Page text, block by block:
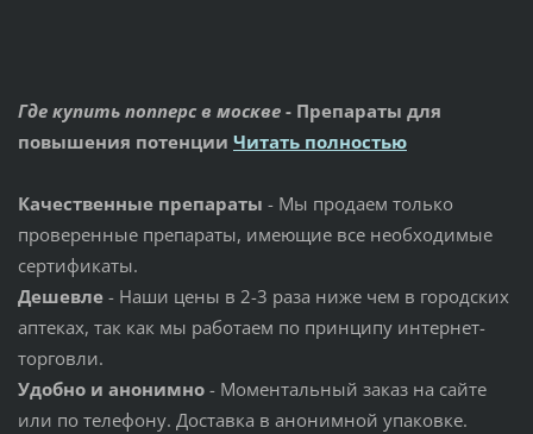
Где купить попперс в москве- Препараты для
повышения потенции Читать полностью
Качественные препараты - Мы продаем только
проверенные препараты, имеющие все необходимые
сертификаты.
Дешевле- Наши цены в 2-3 раза ниже чем в городских
аптеках, так как мы работаем по принципу интернет-
торговли.
Удобно и анонимно- Моментальный заказ на сайте
или по телефону. Доставка в анонимной упаковке.